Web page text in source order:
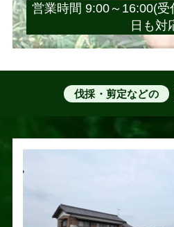
営業時間 9:00～16:00(
日も対
伐採・剪定などの